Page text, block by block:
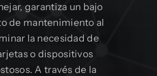
garantiza un bajo
de mantenimiento al
la necesidad de
o dispositivos
A través de la